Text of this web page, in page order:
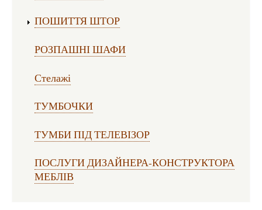
ПОШИТТЯ ШТОР
РОЗПАШНІ ШАФИ
Стелажі
ТУМБОЧКИ
ТУМБИ ПІД ТЕЛЕВІЗОР
ПОСЛУГИ ДИЗАЙНЕРА-КОНСТРУКТОРА
МЕБЛІВ